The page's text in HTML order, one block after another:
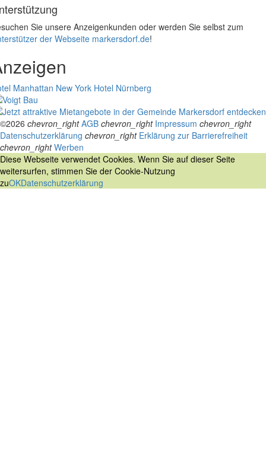
Sie unsere Anzeigenkunden oder werden Sie selbst zum
der Webseite markersdorf.de!
Manhattan New York Hotel Nürnberg
©2026 chevron_right AGB chevron_right Impressum chevron_right
Datenschutzerklärung chevron_right Erklärung zur Barrierefreiheit
chevron_right Werben
Diese Webseite verwendet Cookies. Wenn Sie auf dieser Seite
weitersurfen, stimmen Sie der Cookie-Nutzung
zuOKDatenschutzerklärung